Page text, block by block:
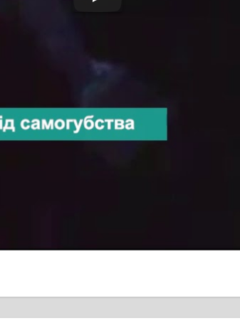
стресу передали лікарям швидкої